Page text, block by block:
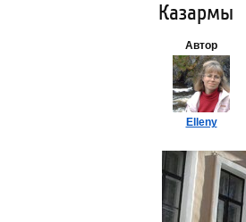
Казармы
Автор
Elleny